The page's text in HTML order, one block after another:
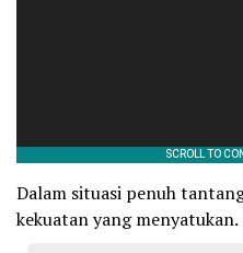
Dalam situasi penuh
kekuatan yang menyatukan.